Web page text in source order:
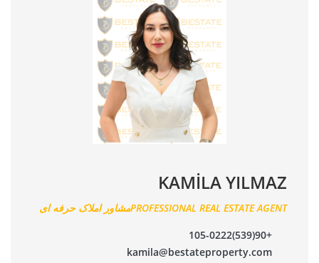
KAMİLA YILMAZ
PROFESSIONAL REAL ESTATE AGENTمشاور املاک حرفه ای
+90(539)105-0222
kamila@bestateproperty.com